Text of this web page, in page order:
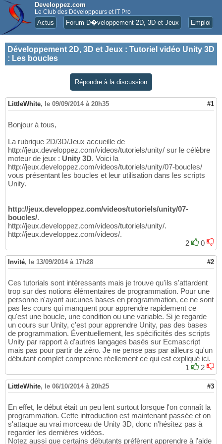
Developpez.com
Le Club des Développeurs et IT Pro
Actus Forum D�veloppement 2D, 3D et Jeux Emploi
Développement 2D, 3D et Jeux : Tutoriel vidéo Unity 3D
: Les boucles
Répondre à la discussion
LittleWhite, le 09/09/2014 à 20h35 #1
Bonjour à tous,
La rubrique 2D/3D/Jeux accueille de
http://jeux.developpez.com/videos/tutoriels/unity/ sur le célèbre
moteur de jeux : Unity 3D. Voici la
http://jeux.developpez.com/videos/tutoriels/unity/07-boucles/
vous présentant les boucles et leur utilisation dans les scripts
Unity.
http://jeux.developpez.com/videos/tutoriels/unity/07-
boucles/.
http://jeux.developpez.com/videos/tutoriels/unity/.
http://jeux.developpez.com/videos/.
2
0
Invité, le 13/09/2014 à 17h28 #2
Ces tutorials sont intéressants mais je trouve qu'ils s'attardent
trop sur des notions élémentaires de programmation. Pour une
personne n'ayant aucunes bases en programmation, ce ne sont
pas les cours qui manquent pour apprendre rapidement ce
qu'est une boucle, une condition ou une variable. Si je regarde
un cours sur Unity, c'est pour apprendre Unity, pas des bases
de programmation. Éventuellement, les spécificités des scripts
Unity par rapport à d'autres langages basés sur Ecmascript
mais pas pour partir de zéro. Je ne pense pas par ailleurs qu'un
débutant complet comprenne réellement ce qui est expliqué ici.
1
2
LittleWhite, le 06/10/2014 à 20h25 #3
En effet, le début était un peu lent surtout lorsque l'on connaît la
programmation. Cette introduction est maintenant passée et on
s'attaque au vrai morceau de Unity 3D, donc n'hésitez pas à
regarder les dernières vidéos.
Notez aussi que certains débutants préfèrent apprendre à l'aide